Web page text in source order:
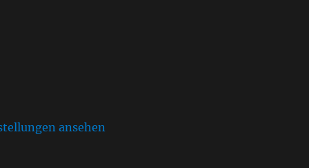
ansehen